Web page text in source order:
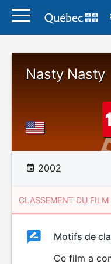
Nasty Nasty
2002
CLASSEMENT DU FILM
ClassementClassement
Motifs de
Ce film a